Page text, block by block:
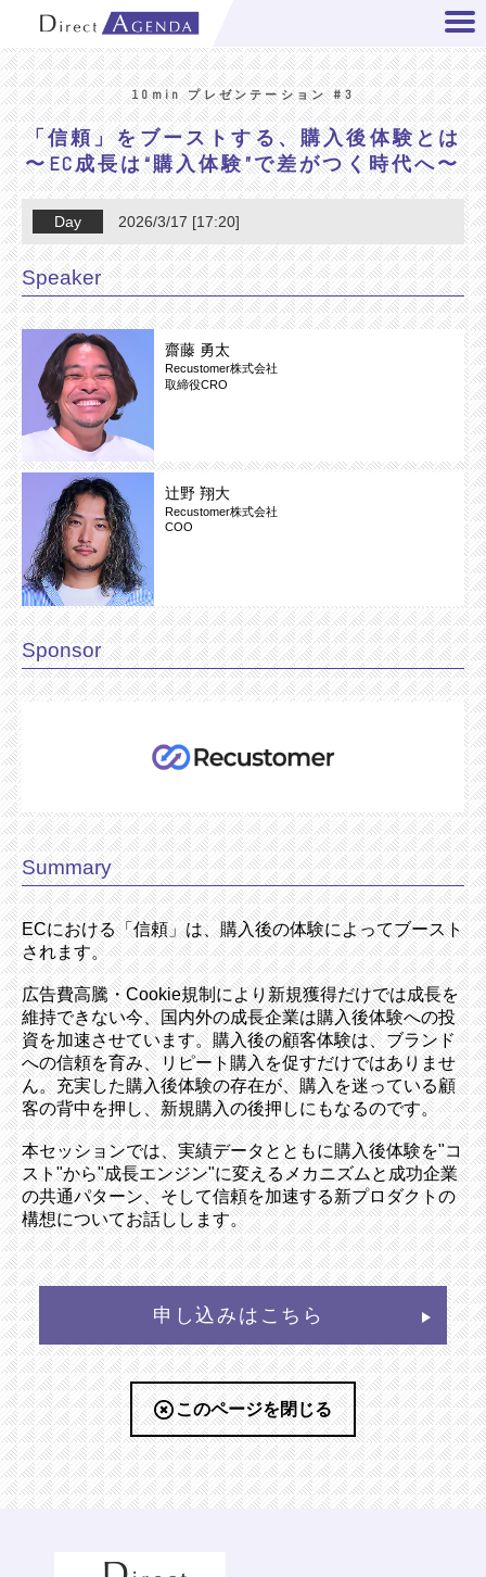
10min プレゼンテーション #3
「信頼」をブーストする、購入後体験とは
〜EC成長は“購入体験”で差がつく時代へ〜
Day 2026/3/17 [17:20]
Speaker
齋藤 勇太
Recustomer株式会社
取締役CRO
辻野 翔大
Recustomer株式会社
COO
Sponsor
Summary
ECにおける「信頼」は、購入後の体験によってブースト
されます。
広告費高騰・Cookie規制により新規獲得だけでは成長を
維持できない今、国内外の成長企業は購入後体験への投
資を加速させています。購入後の顧客体験は、ブランド
への信頼を育み、リピート購入を促すだけではありませ
ん。充実した購入後体験の存在が、購入を迷っている顧
客の背中を押し、新規購入の後押しにもなるのです。
本セッションでは、実績データとともに購入後体験を"コ
スト"から"成長エンジン"に変えるメカニズムと成功企業
の共通パターン、そして信頼を加速する新プロダクトの
構想についてお話しします。
申し込みはこちら
このページを閉じる